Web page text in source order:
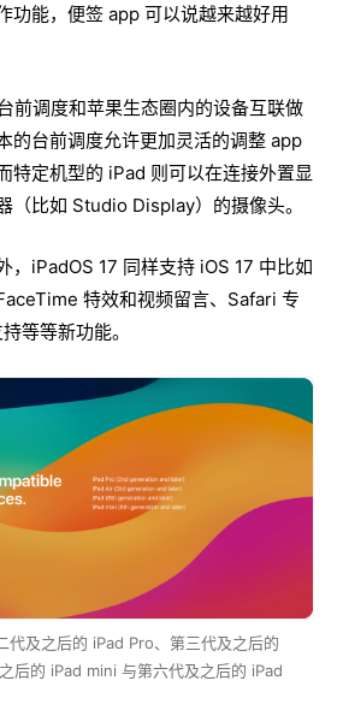
功能，便签 app 可以说越来越好用
前调度和苹果生态圈内的设备互联做
的台前调度允许更加灵活的调整 app
特定机型的 iPad 则可以在连接外置显
（比如 Studio Display）的摄像头。
，iPadOS 17 同样支持 iOS 17 中比如
特效和视频留言、Safari 专
等等新功能。
代及之后的 iPad Pro、第三代及之后的
后的 iPad mini 与第六代及之后的 iPad